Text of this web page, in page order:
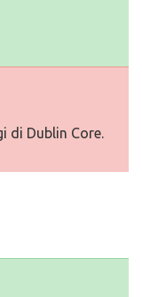
di Dublin Core.